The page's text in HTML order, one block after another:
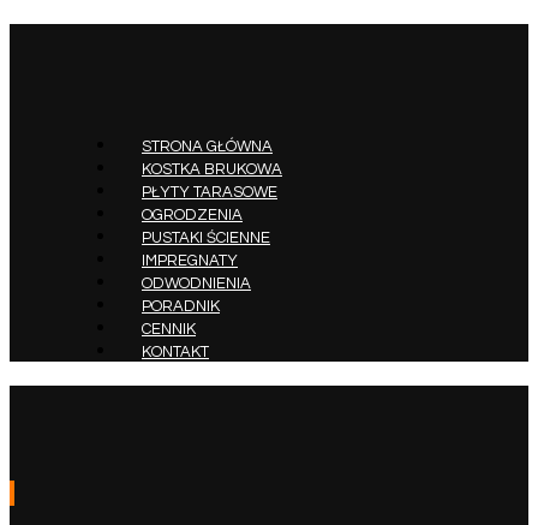
STRONA GŁÓWNA
KOSTKA BRUKOWA
PŁYTY TARASOWE
OGRODZENIA
PUSTAKI ŚCIENNE
IMPREGNATY
ODWODNIENIA
PORADNIK
CENNIK
KONTAKT